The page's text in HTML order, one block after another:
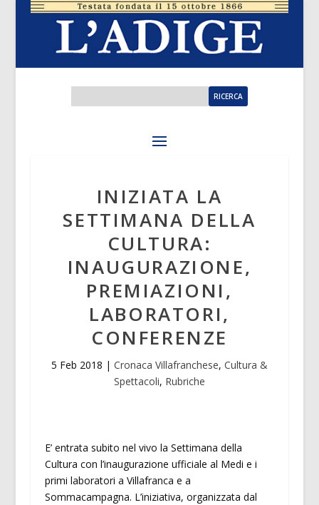
INIZIATA LA
SETTIMANA DELLA
CULTURA:
INAUGURAZIONE,
PREMIAZIONI,
LABORATORI,
CONFERENZE
5 Feb 2018 | Cronaca Villafranchese, Cultura &
Spettacoli, Rubriche
E’ entrata subito nel vivo la Settimana della
Cultura con l’inaugurazione ufficiale al Medi e i
primi laboratori a Villafranca e a
Sommacampagna. L’iniziativa, organizzata dal